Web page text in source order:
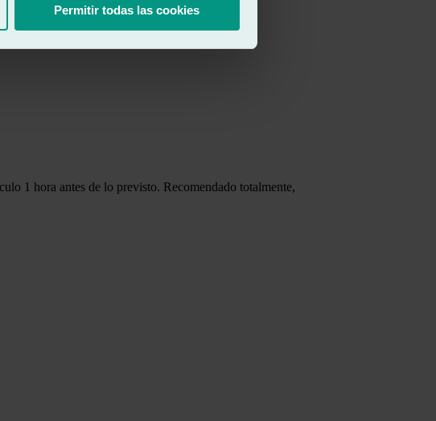
Permitir todas las cookies
1 hora antes de lo previsto. Recomendado totalmente,